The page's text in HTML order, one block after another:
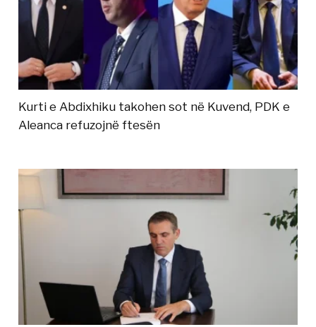
Kurti e Abdixhiku takohen sot në Kuvend, PDK e
Aleanca refuzojnë ftesën